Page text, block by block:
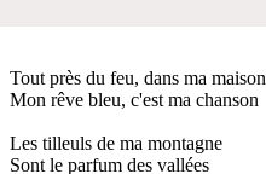
Tout près du feu, dans ma maison
Mon rêve bleu, c'est ma chanson
Les tilleuls de ma montagne
Sont le parfum des vallées